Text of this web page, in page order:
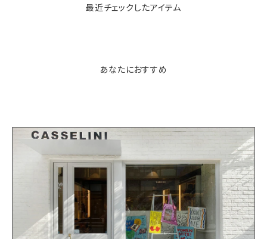
最近チェックしたアイテム
あなたにおすすめ